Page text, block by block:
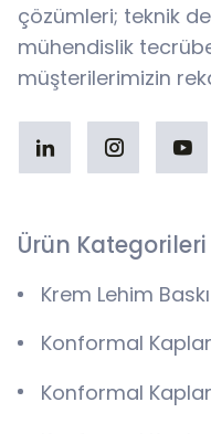
çözümleri; teknik
mühendislik
müşterilerimizin
Ürün Kategorileri
Krem Lehim
Konformal
Konformal